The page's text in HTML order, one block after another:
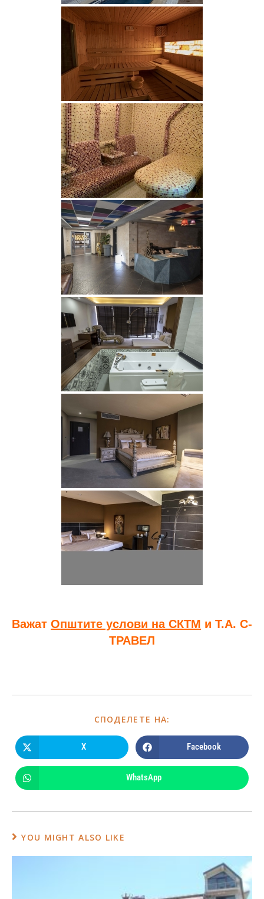
Важат Општите услови на СКТМ и Т.А. С-
ТРАВЕЛ
СПОДЕЛЕТЕ НА:
X Facebook
WhatsApp
YOU MIGHT ALSO LIKE